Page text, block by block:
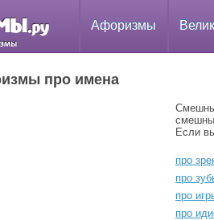
Афоризмы
про имена
Если
про
про
про
про